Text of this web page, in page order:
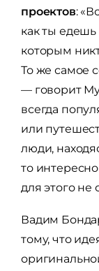
проектов:
как ты едешь
которым
То же самое
— говорит
всегда
или
люди,
то
для этого не
Вадим
тому, что